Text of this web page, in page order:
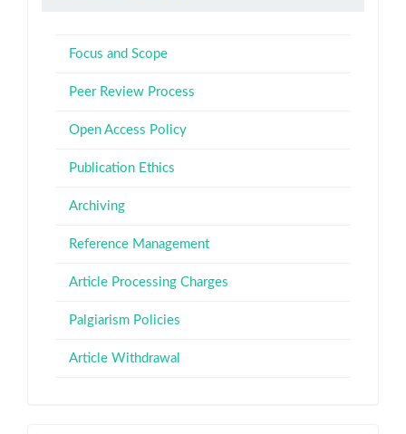
Focus and Scope
Peer Review Process
Open Access Policy
Publication Ethics
Archiving
Reference Management
Article Processing Charges
Palgiarism Policies
Article Withdrawal